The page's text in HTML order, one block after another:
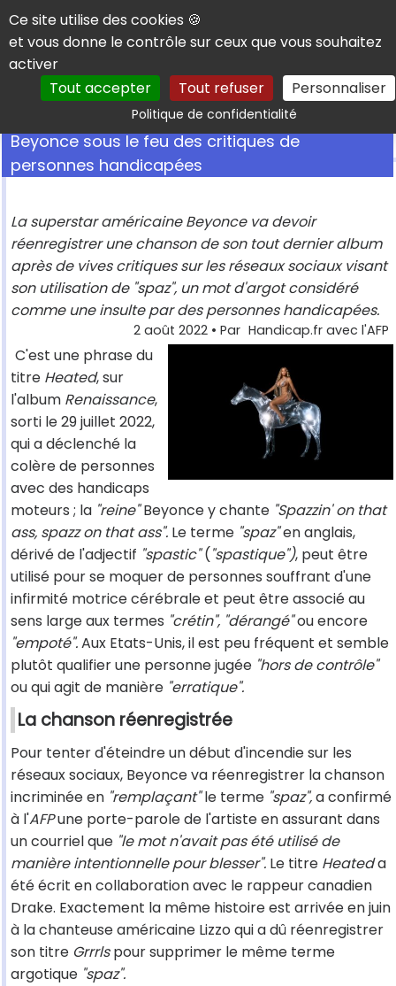
Panneau de gestion des cookies
Ce site utilise des cookies 🍪
et vous donne le contrôle sur ceux que vous souhaitez
activer
Tout accepter
Tout refuser Personnaliser
Politique de confidentialitéRechercher
Beyonce sous le feu des critiques de
personnes handicapées
La superstar américaine Beyonce va devoir
réenregistrer une chanson de son tout dernier album
après de vives critiques sur les réseaux sociaux visant
son utilisation de "spaz", un mot d'argot considéré
comme une insulte par des personnes handicapées.
2 août 2022 • Par Handicap.fr avec l'AFP
C'est une phrase du
titre Heated, sur
l'album Renaissance,
sorti le 29 juillet 2022,
qui a déclenché la
colère de personnes
avec des handicaps
moteurs ; la "reine"Beyonce y chante "Spazzin' on that
ass, spazz on that ass". Le terme "spaz"en anglais,
dérivé de l'adjectif "spastic"("spastique"), peut être
utilisé pour se moquer de personnes souffrant d'une
infirmité motrice cérébrale et peut être associé au
sens large aux termes "crétin", "dérangé"ou encore
"empoté".Aux Etats-Unis, il est peu fréquent et semble
plutôt qualifier une personne jugée "hors de contrôle"
ou qui agit de manière "erratique".
La chanson réenregistrée
Pour tenter d'éteindre un début d'incendie sur les
réseaux sociaux, Beyonce va réenregistrer la chanson
incriminée en "remplaçant"le terme "spaz",a confirmé
à l'AFPune porte-parole de l'artiste en assurant dans
un courriel que "le mot n'avait pas été utilisé de
manière intentionnelle pour blesser". Le titre Heateda
été écrit en collaboration avec le rappeur canadien
Drake. Exactement la même histoire est arrivée en juin
à la chanteuse américaine Lizzo qui a dû réenregistrer
son titre Grrrlspour supprimer le même terme
argotique "spaz".